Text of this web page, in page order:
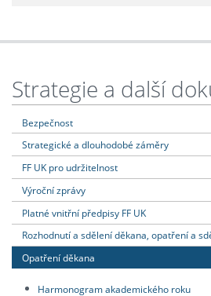
Strategie a další
Bezpečnost
Strategické a dlouhodobé záměry
FF UK pro udržitelnost
Výroční zprávy
Platné vnitřní předpisy FF UK
Rozhodnutí a sdělení děkana, opatření a
Opatření děkana
Harmonogram akademického roku